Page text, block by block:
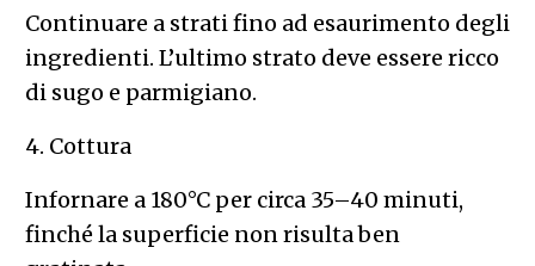
Continuare a strati fino ad esaurimento degli
ingredienti. L’ultimo strato deve essere ricco
di sugo e parmigiano.
4. Cottura
Infornare a 180°C per circa 35–40 minuti,
finché la superficie non risulta ben